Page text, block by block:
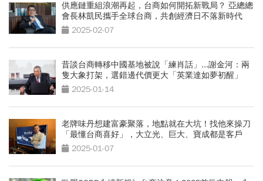
供應鏈重組浪潮再起，台商如何開拓新戰局？ 亞總總
會長林凱民攜手全球台商，共創經濟日不落新時代
2025-02-07
昔談台商轉移中國基地被說「練肖話」...謝金河：兩
隻大象打架，選錯邊代價更大「英業達如夢初醒」
2025-01-14
老牌味丹想建富豪聚落，地點就在大坑！找他來操刀
「最懂台商喜好」，大立光、巨大、寶成都是客戶
2025-01-07